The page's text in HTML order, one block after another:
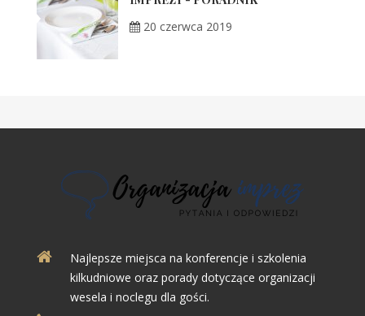
20 czerwca 2019
Najlepsze miejsca na konferencje i szkolenia
kilkudniowe oraz porady dotyczące organizacji
wesela i noclegu dla gości.